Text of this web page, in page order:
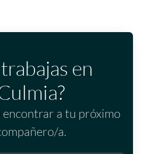
trabajas en
encontrar a tu próximo
a.